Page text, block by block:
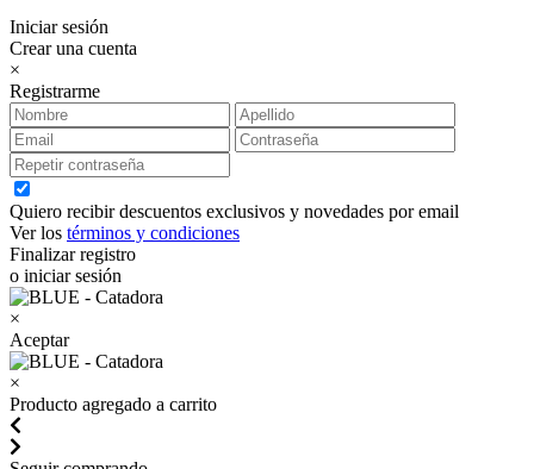
Iniciar sesión
Crear una cuenta
×
Registrarme
Quiero recibir descuentos exclusivos y novedades por email
Ver los términos y condiciones
Finalizar registro
o iniciar sesión
×
Aceptar
×
Producto agregado a carrito